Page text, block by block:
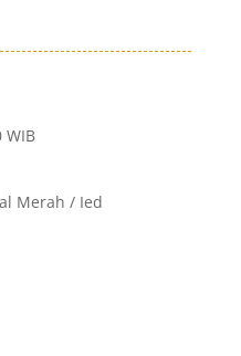
WIB
Merah / Ied